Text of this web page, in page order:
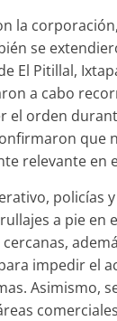
la
se
El Pitillal,
a cabo
el orden
que
relevante en
policías
a pie en
cercanas,
impedir el
Asimismo,